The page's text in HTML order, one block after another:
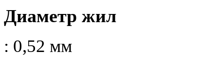
Диаметр жил
: 0,52 мм